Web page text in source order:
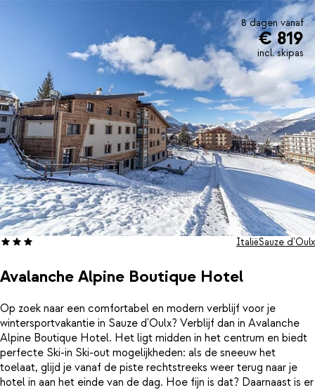
parkeren bij de stoeltjeslift. Er is geen skipas nodig als je
aangeeft dat je in het chalet slaapt. Als je buiten de
openingstijden van de lift aankomt, dan dien je contact op te
nemen met het chalet. Je wordt dan opgehaald met een
pistebully of sneeuwscooter en hiervoor dien je 30 euro (per
persoon/per enkele reis) te betalen. De pistebully of scooter zijn
te bestellen tot 23.00u en na 6.00u. Mocht de aankomsttijd
buiten deze uren vallen, dan ben je zelf verantwoordelijk voor het
regelen van een slaapplaats. Bij de Sportina stoeltjeslift haal je
bij het skipaskantoor ook jouw skipas op.
8 dagen vanaf
€ 819
incl. skipas
Avalanche Alpine Boutique Hotel
ItaliëSauze d'Oulx
Op zoek naar een comfortabel en modern verblijf voor je
wintersportvakantie in Sauze d'Oulx? Verblijf dan in Avalanche
Alpine Boutique Hotel. Het ligt midden in het centrum en biedt
perfecte Ski-in Ski-out mogelijkheden: als de sneeuw het
toelaat, glijd je vanaf de piste rechtstreeks weer terug naar je
hotel in aan het einde van de dag. Hoe fijn is dat? Daarnaast is er